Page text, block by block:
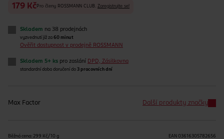
179 Kč Pro členy ROSSMANN CLUB. Zaregistrujte se!
Skladem na 38 prodejnách
vyzvednutí již za 60 minut
Ověřit dostupnost v prodejně ROSSMANN
Skladem 5+ ks pro zaslání DPD, Zásilkovna
standardní doba doručení do 3 pracovních dní
Max Factor Další produkty značky
Běžná cena: 299 Kč/10 g
EAN 03616305782656